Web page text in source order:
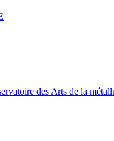
des Arts de la